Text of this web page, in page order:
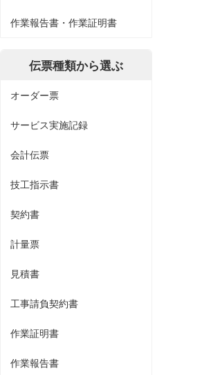
作業報告書・作業証明書
伝票種類から選ぶ
オーダー票
サービス実施記録
会計伝票
技工指示書
契約書
計量票
見積書
工事請負契約書
作業証明書
作業報告書